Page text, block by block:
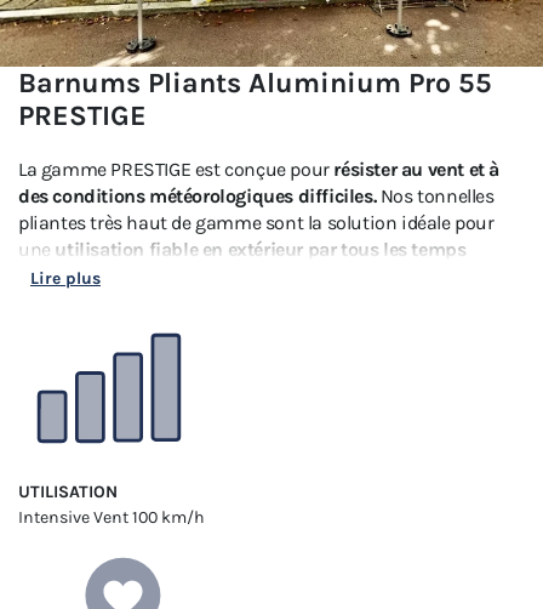
Barnums Pliants Aluminium Pro 55
PRESTIGE
La gamme PRESTIGE est conçue pour résister au vent et à
des conditions météorologiques difficiles.Nos tonnelles
pliantes très haut de gamme sont la solution idéale pour
une utilisation fiable en extérieur par tous les temps
jusqu’à 100km/h
pour l'accueil du public.
Lire plus
UTILISATION
IntensiveVent 100 km/h